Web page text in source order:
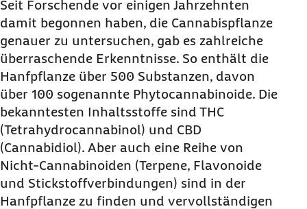
Cannabis – die Inhaltsstoffe
Seit Forschende vor einigen Jahrzehnten
damit begonnen haben, die Cannabispflanze
genauer zu untersuchen, gab es zahlreiche
überraschende Erkenntnisse. So enthält die
Hanfpflanze über 500 Substanzen, davon
über 100 sogenannte Phytocannabinoide. Die
bekanntesten Inhaltsstoffe sind THC
(Tetrahydrocannabinol) und CBD
(Cannabidiol). Aber auch eine Reihe von
Nicht-Cannabinoiden (Terpene, Flavonoide
und Stickstoffverbindungen) sind in der
Hanfpflanze zu finden und vervollständigen